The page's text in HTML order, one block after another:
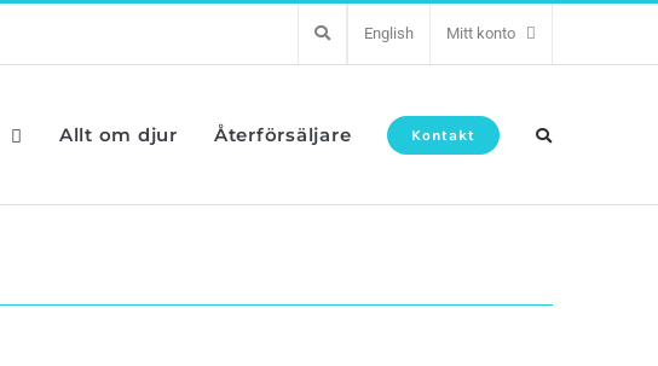
English Mitt konto
Allt om djur Återförsäljare Kontakt